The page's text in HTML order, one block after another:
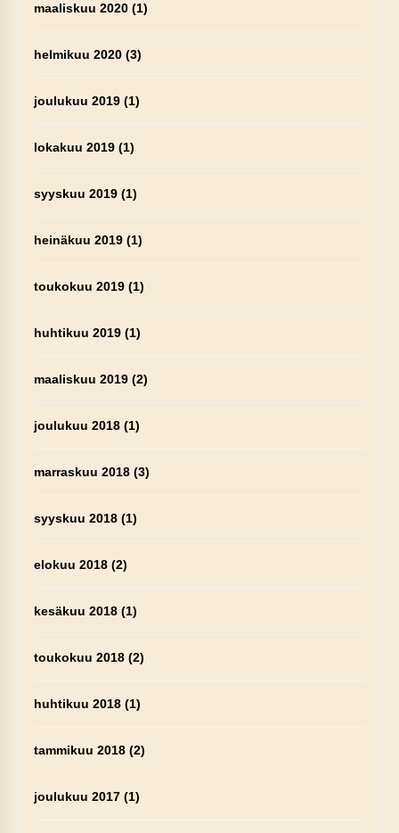
maaliskuu 2020(1)
helmikuu 2020(3)
joulukuu 2019(1)
lokakuu 2019(1)
syyskuu 2019(1)
heinäkuu 2019(1)
toukokuu 2019(1)
huhtikuu 2019(1)
maaliskuu 2019(2)
joulukuu 2018(1)
marraskuu 2018(3)
syyskuu 2018(1)
elokuu 2018(2)
kesäkuu 2018(1)
toukokuu 2018(2)
huhtikuu 2018(1)
tammikuu 2018(2)
joulukuu 2017(1)